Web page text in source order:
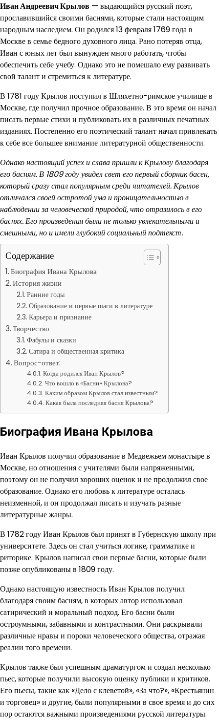
Иван Андреевич Крылов — выдающийся русский поэт,
прославившийся своими баснями, которые стали настоящим
народным наследием. Он родился 13 февраля 1769 года в
Москве в семье бедного духовного лица. Рано потеряв отца,
Иван с юных лет был вынужден много работать, чтобы
обеспечить себе учебу. Однако это не помешало ему развивать
свой талант и стремиться к литературе.
В 1781 году Крылов поступил в Шляхетно-римское училище в
Москве, где получил прочное образование. В это время он начал
писать первые стихи и публиковать их в различных печатных
изданиях. Постепенно его поэтический талант начал привлекать
к себе все большее внимание литературной общественности.
Однако настоящий успех и слава пришли к Крылову благодаря
его басням. В 1809 году увидел свет его первый сборник басен,
который сразу стал популярным среди читателей. Крылов
отличался своей остротой ума и проницательностью в
наблюдении за человеческой природой, что отразилось в его
баснях. Его произведения были не только увлекательными и
смешными, но и имели глубокий социальный подтекст.
Содержание
Биография Ивана Крылова
История жизни
Ранние годы
Образование и первые шаги в литературе
Карьера и признание
Творчество
Фабулы и сказки
Сатира и общественная критика
Вопрос-ответ:
Когда родился Иван Крылов?
Что вошло в «Басни» Крылова?
Каким образом Крылов стал известным?
Какая была последняя басня Крылова?
Биография Ивана Крылова
Иван Крылов получил образование в Медвежьем монастыре в
Москве, но отношения с учителями были напряженными,
поэтому он не получил хороших оценок и не продолжил свое
образование. Однако его любовь к литературе осталась
неизменной, и он продолжал писать и изучать разные
литературные жанры.
В 1782 году Иван Крылов был принят в Губернскую школу при
университете. Здесь он стал учиться логике, грамматике и
риторике. Крылов написал свои первые басни, которые были
позже опубликованы в 1809 году.
Однако настоящую известность Иван Крылов получил
благодаря своим басням, в которых автор использовал
сатирический и моральный подход. Его басни были
остроумными, забавными и контрастными. Они раскрывали
различные нравы и пороки человеческого общества, отражая
реалии того времени.
Крылов также был успешным драматургом и создал несколько
пьес, которые получили высокую оценку публики и критиков.
Его пьесы, такие как «Дело с клеветой», «За что?», «Крестьянин
и торговец» и другие, были популярными в свое время и до сих
пор остаются важными произведениями русской литературы.